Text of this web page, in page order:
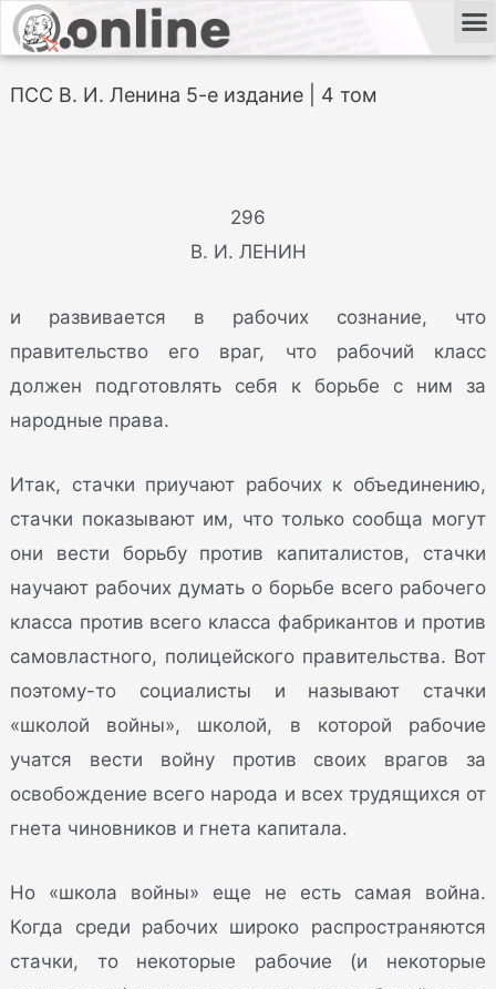
ПСС В. И. Ленина 5-е издание | 4 том
296
В. И. ЛЕНИН
и развивается в рабочих сознание, что
правительство его враг, что рабочий класс
должен подготовлять себя к борьбе с ним за
народные права.
Итак, стачки приучают рабочих к объединению,
стачки показывают им, что только сообща могут
они вести борьбу против капиталистов, стачки
научают рабочих думать о борьбе всего рабочего
класса против всего класса фабрикантов и против
самовластного, полицейского правительства. Вот
поэтому-то социалисты и называют стачки
«школой войны», школой, в которой рабочие
учатся вести войну против своих врагов за
освобождение всего народа и всех трудящихся от
гнета чиновников и гнета капитала.
Но «школа войны» еще не есть самая война.
Когда среди рабочих широко распространяются
стачки, то некоторые рабочие (и некоторые